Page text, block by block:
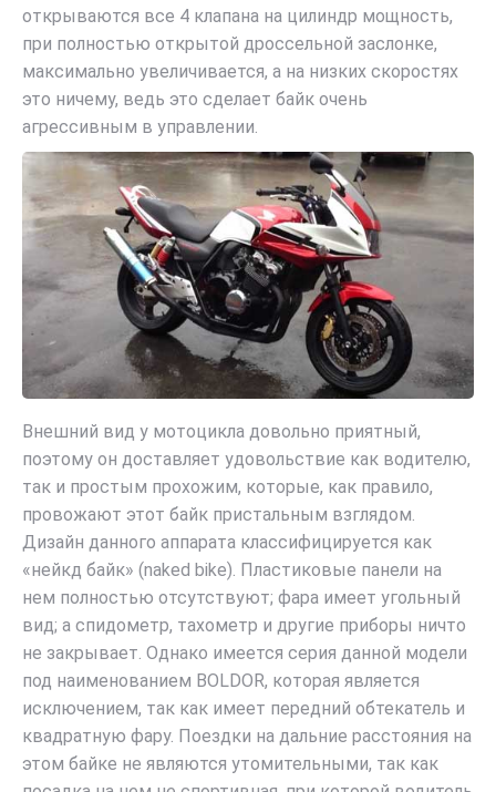
открываются все 4 клапана на цилиндр мощность,
при полностью открытой дроссельной заслонке,
максимально увеличивается, а на низких скоростях
это ничему, ведь это сделает байк очень
агрессивным в управлении.
Внешний вид у мотоцикла довольно приятный,
поэтому он доставляет удовольствие как водителю,
так и простым прохожим, которые, как правило,
провожают этот байк пристальным взглядом.
Дизайн данного аппарата классифицируется как
«нейкд байк» (naked bike). Пластиковые панели на
нем полностью отсутствуют; фара имеет угольный
вид; а спидометр, тахометр и другие приборы ничто
не закрывает. Однако имеется серия данной модели
под наименованием BOLDOR, которая является
исключением, так как имеет передний обтекатель и
квадратную фару. Поездки на дальние расстояния на
этом байке не являются утомительными, так как